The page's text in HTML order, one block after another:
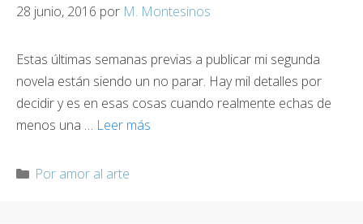
28 junio, 2016 por M. Montesinos
Estas últimas semanas previas a publicar mi segunda
novela están siendo un no parar. Hay mil detalles por
decidir y es en esas cosas cuando realmente echas de
menos una … Leer más
Categorías
Por amor al arte